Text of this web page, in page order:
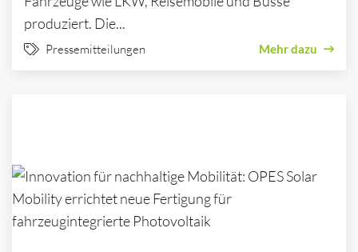
produziert. Die...
Pressemitteilungen Mehr dazu